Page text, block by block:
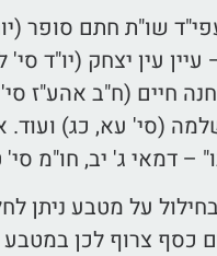
שו"ת חתם סופר
עיין עין יצחק
חיים (ח"ב אהע"ז
(סי' עא, כג)
– דמאי ג' יב, חו"מ
על מטבע ניתן